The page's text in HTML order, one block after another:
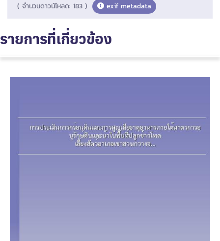
( จำนวนดาวน์โหลด: 183 )
exif metadata
รายการที่เกี่ยวข้อง